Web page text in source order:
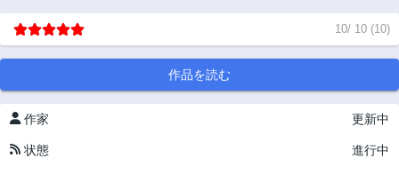
10/ 10 (10)
作品を読む
作家 更新中
状態 進行中